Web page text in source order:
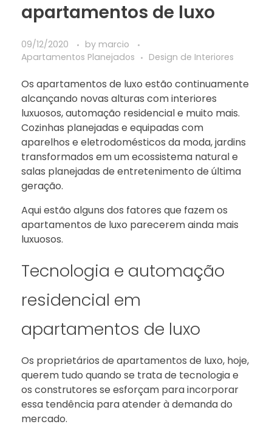
apartamentos de luxo
09/12/2020 by marcio
Apartamentos Planejados
Design de Interiores
Os apartamentos de luxo estão continuamente
alcançando novas alturas com interiores
luxuosos, automação residencial e muito mais.
Cozinhas planejadas e equipadas com
aparelhos e eletrodomésticos da moda, jardins
transformados em um ecossistema natural e
salas planejadas de entretenimento de última
geração.
Aqui estão alguns dos fatores que fazem os
apartamentos de luxo parecerem ainda mais
luxuosos.
Tecnologia e automação
residencial em
apartamentos de luxo
Os proprietários de apartamentos de luxo, hoje,
querem tudo quando se trata de tecnologia e
os construtores se esforçam para incorporar
essa tendência para atender à demanda do
mercado.